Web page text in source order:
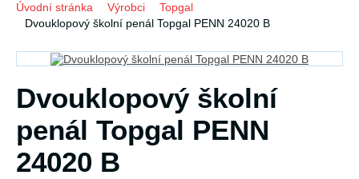
Úvodní stránka Výrobci
Topgal
Dvouklopový školní penál Topgal PENN 24020 B
Dvouklopový školní
penál Topgal PENN
24020 B